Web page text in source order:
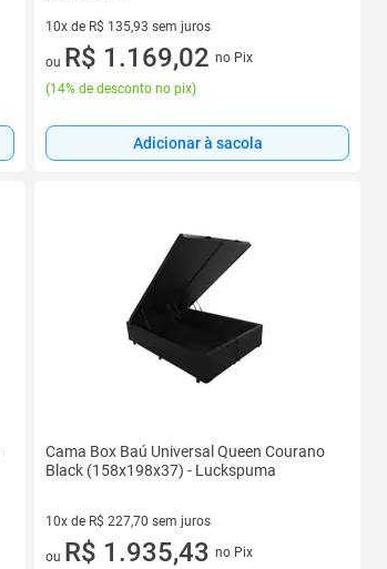
10x de R$ 135,93 sem juros
10 vez de R$ 135,93 sem juros
ou R$ 1.169,02 no Pix
(14% de desconto no pix)
Adicionar à sacola
Cama Box Baú Universal Queen Courano
Black (158x198x37) - Luckspuma
10x de R$ 227,70 sem juros
10 vez de R$ 227,70 sem juros
ou R$ 1.935,43 no Pix